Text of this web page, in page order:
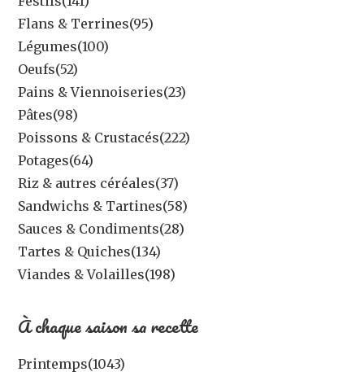
Flans & Terrines(95)
Légumes(100)
Oeufs(52)
Pains & Viennoiseries(23)
Pâtes(98)
Poissons & Crustacés(222)
Potages(64)
Riz & autres céréales(37)
Sandwichs & Tartines(58)
Sauces & Condiments(28)
Tartes & Quiches(134)
Viandes & Volailles(198)
À chaque saison sa recette
Printemps(1043)